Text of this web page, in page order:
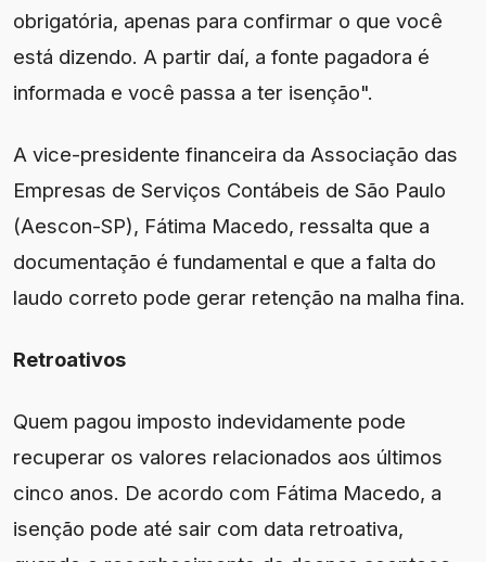
obrigatória, apenas para confirmar o que você
está dizendo. A partir daí, a fonte pagadora é
informada e você passa a ter isenção".
A vice-presidente financeira da Associação das
Empresas de Serviços Contábeis de São Paulo
(Aescon-SP), Fátima Macedo, ressalta que a
documentação é fundamental e que a falta do
laudo correto pode gerar retenção na malha fina.
Retroativos
Quem pagou imposto indevidamente pode
recuperar os valores relacionados aos últimos
cinco anos. De acordo com Fátima Macedo, a
isenção pode até sair com data retroativa,